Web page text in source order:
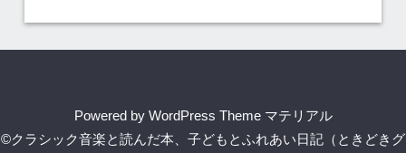
Powered by WordPress Theme マテリアル
©クラシック音楽と読んだ本、子どもとふれあい日記（ときどきグ